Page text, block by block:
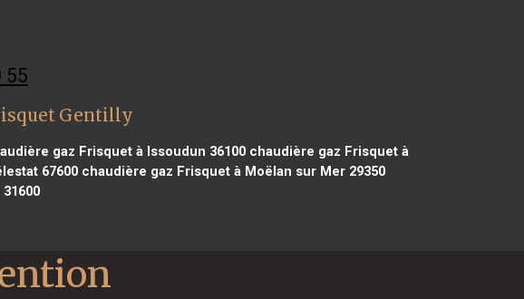
55
Gentilly
gaz Frisquet à Issoudun 36100chaudière gaz Frisquet à
67600chaudière gaz Frisquet à Moëlan sur Mer 29350